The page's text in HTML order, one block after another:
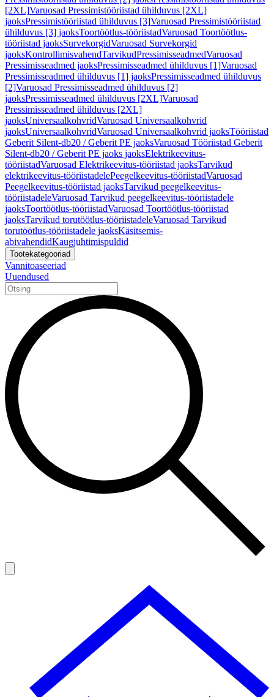
[2XL]Varuosad Pressimistööriistad ühilduvus [2XL]
jaoksPressimistööriistad ühilduvus [3]Varuosad Pressimistööriistad
ühilduvus [3] jaoksToortöötlus-tööriistadVaruosad Toortöötlus-
tööriistad jaoksSurvekorgidVaruosad Survekorgid
jaoksKontrollimisvahendTarvikudPressimisseadmedVaruosad
Pressimisseadmed jaoksPressimisseadmed ühilduvus [1]Varuosad
Pressimisseadmed ühilduvus [1] jaoksPressimisseadmed ühilduvus
[2]Varuosad Pressimisseadmed ühilduvus [2]
jaoksPressimisseadmed ühilduvus [2XL]Varuosad
Pressimisseadmed ühilduvus [2XL]
jaoksUniversaalkohvridVaruosad Universaalkohvrid
jaoksUniversaalkohvridVaruosad Universaalkohvrid jaoksTööriistad
Geberit Silent-db20 / Geberit PE jaoksVaruosad Tööriistad Geberit
Silent-db20 / Geberit PE jaoks jaoksElektrikeevitus-
tööriistadVaruosad Elektrikeevitus-tööriistad jaoksTarvikud
elektrikeevitus-tööriistadelePeegelkeevitus-tööriistadVaruosad
Peegelkeevitus-tööriistad jaoksTarvikud peegelkeevitus-
tööriistadeleVaruosad Tarvikud peegelkeevitus-tööriistadele
jaoksToortöötlus-tööriistadVaruosad Toortöötlus-tööriistad
jaoksTarvikud torutöötlus-tööriistadeleVaruosad Tarvikud
torutöötlus-tööriistadele jaoksKäsitsemis-
abivahendidKaugjuhtimispuldid
Tootekategooriad
Vannitoaseeriad
Uuendused